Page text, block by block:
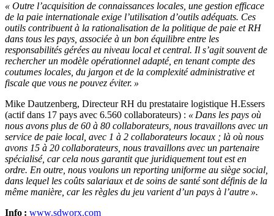
« Outre l’acquisition de connaissances locales, une gestion efficace
de la paie internationale exige l’utilisation d’outils adéquats. Ces
outils contribuent à la rationalisation de la politique de paie et RH
dans tous les pays, associée à un bon équilibre entre les
responsabilités gérées au niveau local et central. Il s’agit souvent de
rechercher un modèle opérationnel adapté, en tenant compte des
coutumes locales, du jargon et de la complexité administrative et
fiscale que vous ne pouvez éviter. »
Mike Dautzenberg, Directeur RH du prestataire logistique H.Essers
(actif dans 17 pays avec 6.560 collaborateurs) : « Dans les pays où
nous avons plus de 60 à 80 collaborateurs, nous travaillons avec un
service de paie local, avec 1 à 2 collaborateurs locaux ; là où nous
avons 15 à 20 collaborateurs, nous travaillons avec un partenaire
spécialisé, car cela nous garantit que juridiquement tout est en
ordre. En outre, nous voulons un reporting uniforme au siège social,
dans lequel les coûts salariaux et de soins de santé sont définis de la
même manière, car les règles du jeu varient d’un pays à l’autre ».
Info : www.sdworx.com